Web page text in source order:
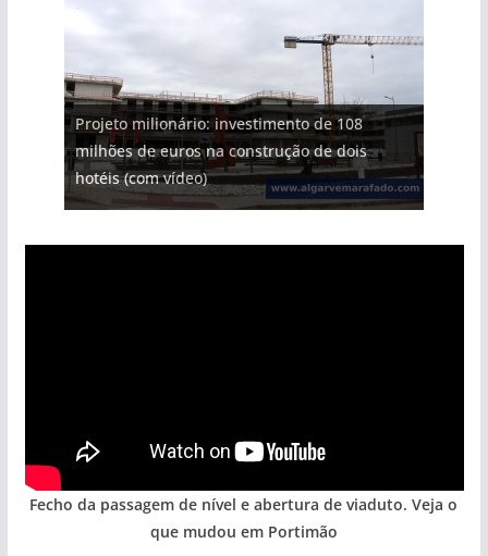
Projeto milionário: investimento de 108
milhões de euros na construção de dois
hotéis (com vídeo)
Milagre da água. Fontes emblemáticas do
Algarve voltam a ter vida (com vídeo)
Foto do dia: uma cidade algarvia que cresceu
entre redes e fábricas
Tapas do mar a 3 euros cada. Nova rota
gastronómica nasce no Algarve
Tempestades roubam areia de praias e põem
arribas em risco no Algarve (com vídeo)
Fecho da passagem de nível e abertura de viaduto. Veja o
que mudou em Portimão